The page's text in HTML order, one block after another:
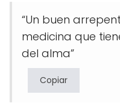
“Un buen
medicina que
del alma”
Copiar